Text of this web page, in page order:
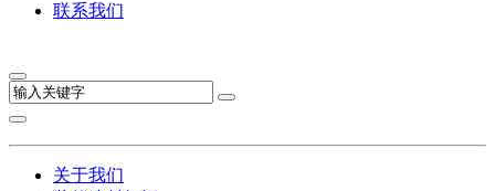
联系我们
关于我们